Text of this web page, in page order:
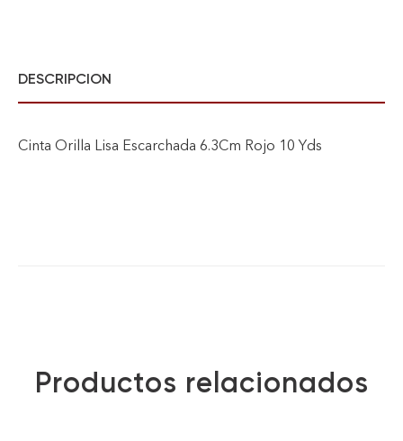
DESCRIPCION
Cinta Orilla Lisa Escarchada 6.3Cm Rojo 10 Yds
Productos relacionados